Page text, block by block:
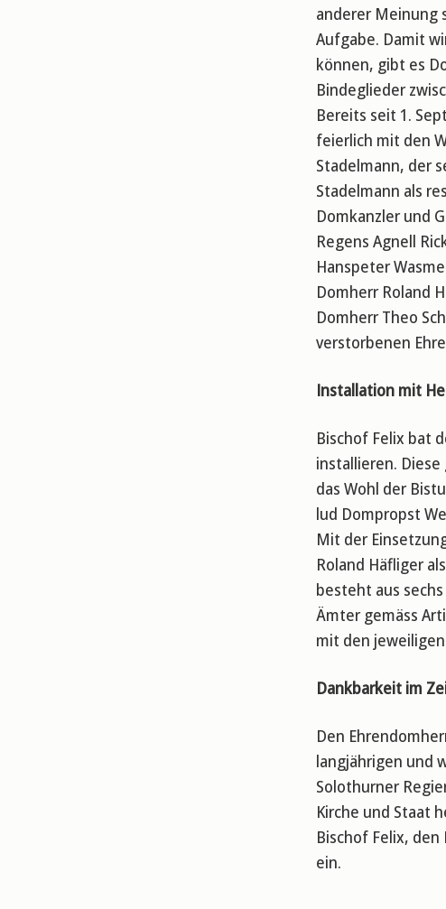
anderer Meinung
Aufgabe. Damit
können, gibt es
Bindeglieder
Bereits seit 1.
feierlich mit den
Stadelmann, der
Stadelmann als
Domkanzler und
Regens Agnell
Hanspeter
Domherr Roland
Domherr Theo
verstorbenen
Installation mit
Bischof Felix bat
installieren.
das Wohl der
lud Dompropst
Mit der
Roland Häfliger
besteht aus
Ämter gemäss
mit den
Dankbarkeit im
Den
langjährigen und
Solothurner
Kirche und Staat
Bischof Felix,
ein.